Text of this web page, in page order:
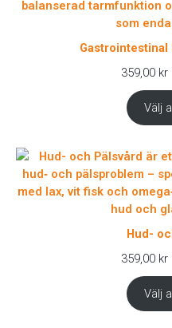
359,00 kr
Välj
Hud-
359,00 kr
Välj